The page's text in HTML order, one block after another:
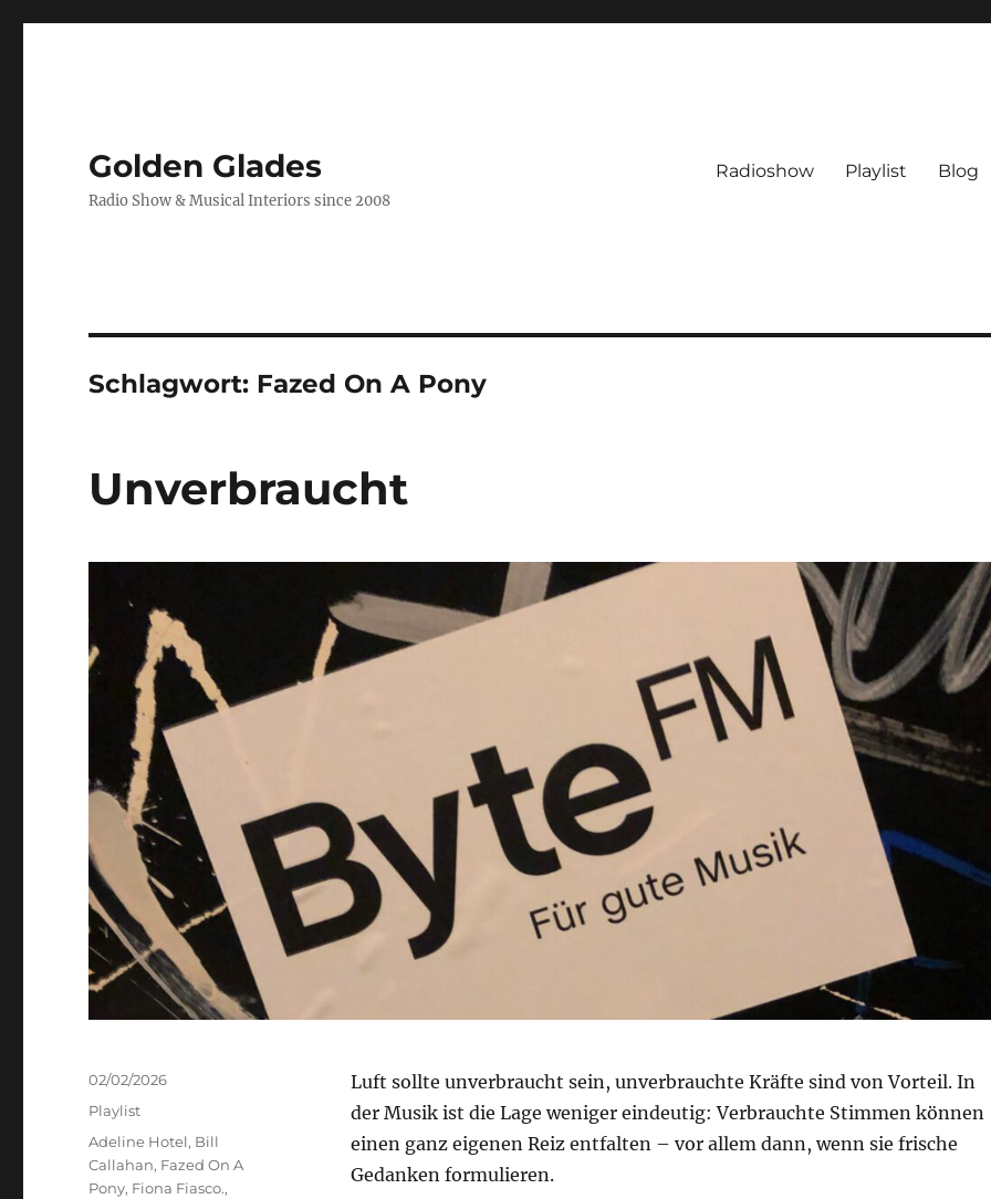
Golden Glades
Radio Show & Musical Interiors since 2008
Radioshow Playlist Blog
Schlagwort: Fazed On A Pony
Unverbraucht
Luft sollte unverbraucht sein, unverbrauchte Kräfte sind von Vorteil. In
der Musik ist die Lage weniger eindeutig: Verbrauchte Stimmen können
einen ganz eigenen Reiz entfalten – vor allem dann, wenn sie frische
Gedanken formulieren.
Veröffentlicht
am
02/02/2026
Kategorien
Playlist
Schlagwörter
Adeline Hotel, Bill
Callahan, Fazed On A
Pony, Fiona Fiasco.,